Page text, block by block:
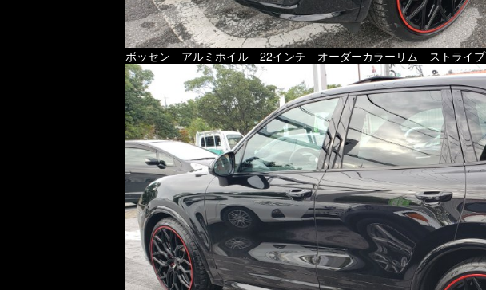
ボッセン アルミホイル 22インチ オーダーカラーリム ストライプ